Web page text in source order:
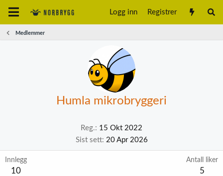
Logg inn Registrer
Medlemmer
Humla mikrobryggeri
Reg.
15 Okt 2022
Sist sett 20 Apr 2026
Innlegg
10
Antall liker
5